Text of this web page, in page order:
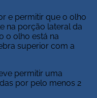
e permitir que o olho
na porção lateral da
o olho está na
superior com a
permitir uma
por pelo menos 2